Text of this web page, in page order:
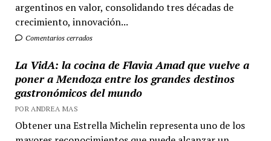
argentinos en valor, consolidando tres décadas de
crecimiento, innovación...
Comentarios cerrados
La VidA: la cocina de Flavia Amad que vuelve a
poner a Mendoza entre los grandes destinos
gastronómicos del mundo
POR ANDREA MAS
Obtener una Estrella Michelin representa uno de los